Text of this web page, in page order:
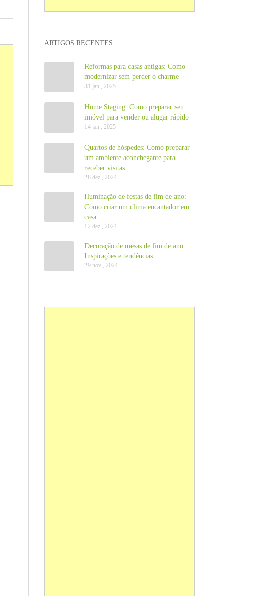
ARTIGOS RECENTES
Reformas para casas antigas: Como
modernizar sem perder o charme
31 jan , 2025
Home Staging: Como preparar seu
imóvel para vender ou alugar rápido
14 jan , 2025
Quartos de hóspedes: Como preparar
um ambiente aconchegante para
receber visitas
28 dez , 2024
Iluminação de festas de fim de ano:
Como criar um clima encantador em
casa
12 dez , 2024
Decoração de mesas de fim de ano:
Inspirações e tendências
29 nov , 2024